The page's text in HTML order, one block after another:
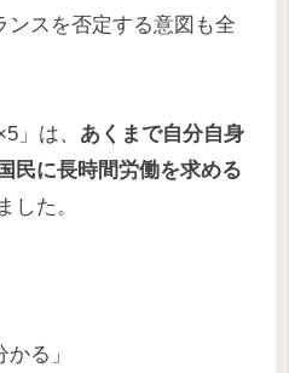
ンスを否定する意図も全
」は、 あくまで自分自身
民に長時間労働を求める
した。
る」